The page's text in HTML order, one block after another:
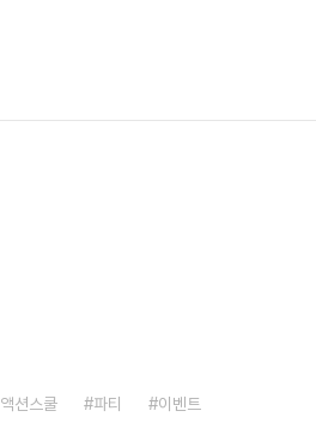
션스쿨 파티
이벤트